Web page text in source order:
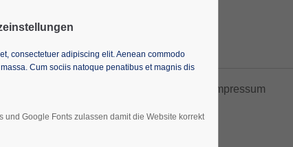
Impressum
consectetuer adipiscing elit. Aenean commodo
Cum sociis natoque penatibus et magnis dis
und Google Fonts zulassen damit die Website korrekt